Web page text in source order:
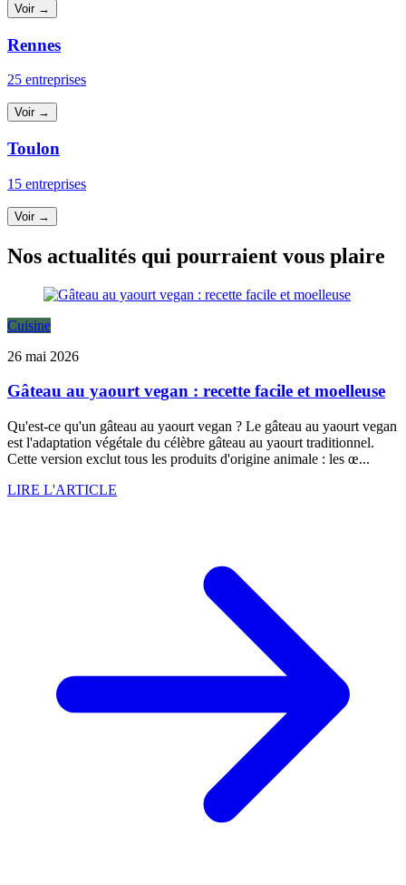
Voir →
Rennes
25 entreprises
Voir →
Toulon
15 entreprises
Voir →
Nos actualités qui pourraient vous plaire
Cuisine
26 mai 2026
Gâteau au yaourt vegan : recette facile et moelleuse
Qu'est-ce qu'un gâteau au yaourt vegan ? Le gâteau au yaourt vegan
est l'adaptation végétale du célèbre gâteau au yaourt traditionnel.
Cette version exclut tous les produits d'origine animale : les œ...
LIRE L'ARTICLE